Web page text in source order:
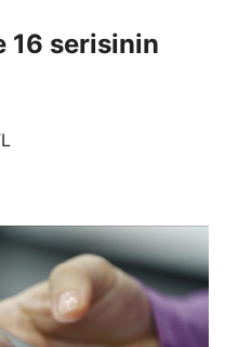
16 serisinin